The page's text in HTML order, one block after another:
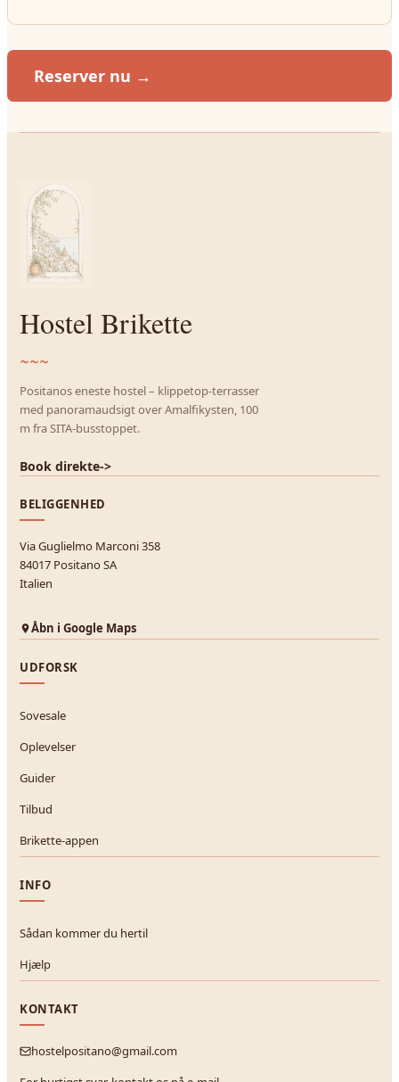
Reserver nu →
Hostel Brikette
~~~
Positanos eneste hostel – klippetop-terrasser
med panoramaudsigt over Amalfikysten, 100
m fra SITA-busstoppet.
Book direkte->
BELIGGENHED
Via Guglielmo Marconi 358
84017 Positano SA
Italien
Åbn i Google Maps
UDFORSK
Sovesale
Oplevelser
Guider
Tilbud
Brikette-appen
INFO
Sådan kommer du hertil
Hjælp
KONTAKT
hostelpositano@gmail.com